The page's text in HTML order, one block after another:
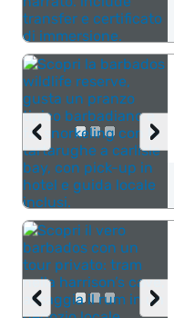
›
‹
›
‹